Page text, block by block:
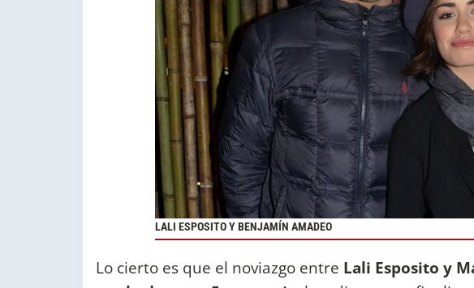
LALI ESPOSITO Y BENJAMÍN AMADEO
Lo cierto es que el noviazgo entre Lali Esposito y